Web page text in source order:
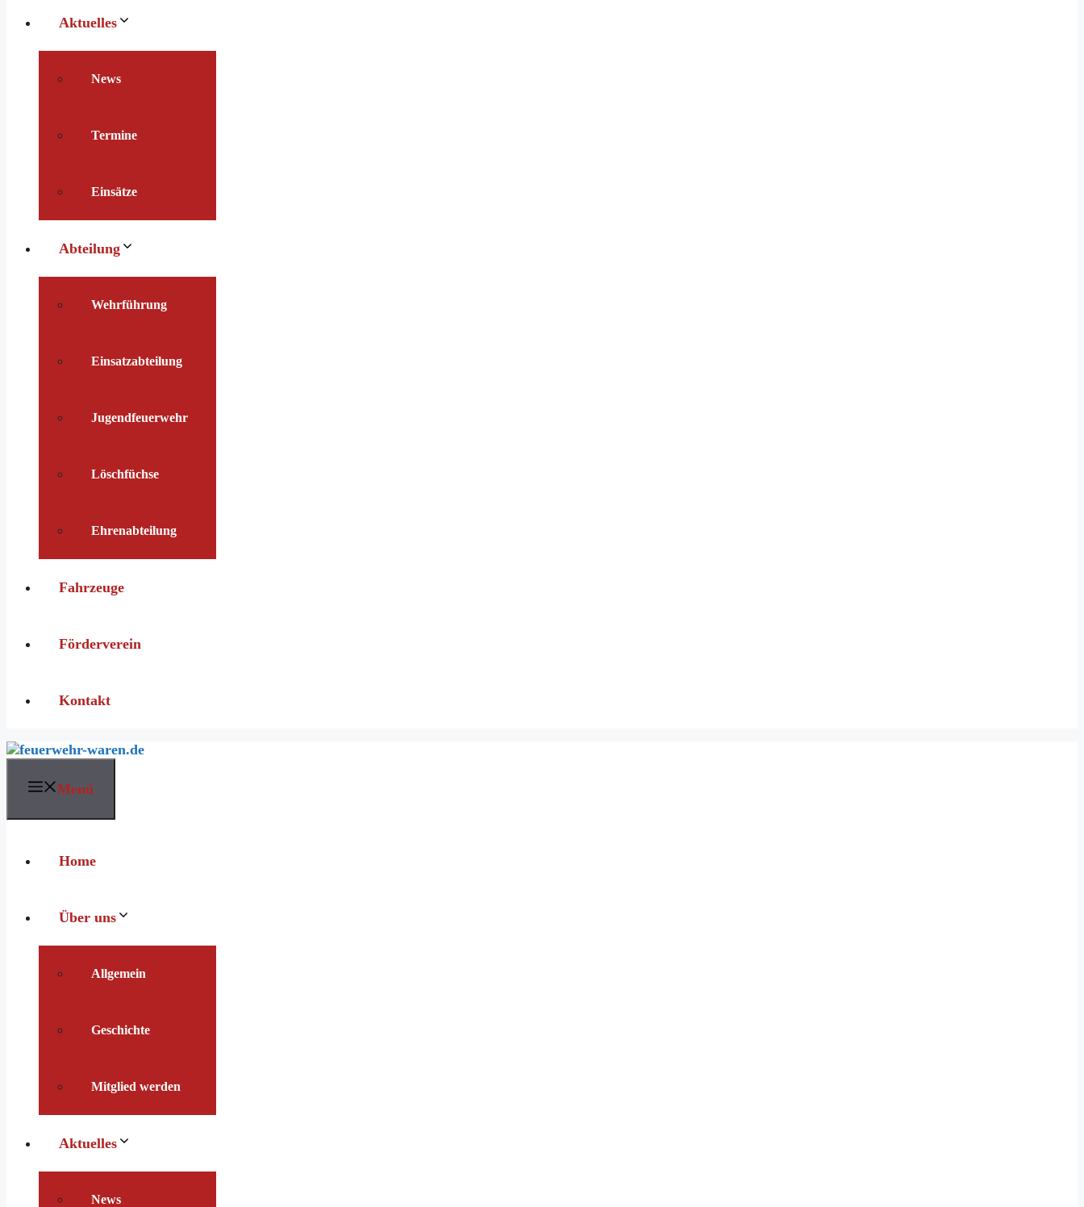
Aktuelles
News
Termine
Einsätze
Abteilung
Wehrführung
Einsatzabteilung
Jugendfeuerwehr
Löschfüchse
Ehrenabteilung
Fahrzeuge
Förderverein
Kontakt
Menü
Home
Über uns
Allgemein
Geschichte
Mitglied werden
Aktuelles
News